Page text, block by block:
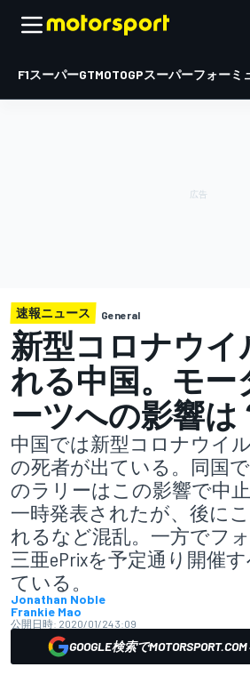
F1スーパーGTMOTOGPスーパーフォーミ
速報ニュース General
新型コロナウイ
れる中国。モー
ーツへの影響は
中国では新型コロナウイ
の死者が出ている。同国
のラリーはこの影響で中
一時発表されたが、後に
れるなど混乱。一方でフォ
三亜ePrixを予定通り開催
ている。
Jonathan Noble
Frankie Mao
公開日時: 2020/01/24 3:09
GOOGLE検索で